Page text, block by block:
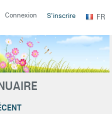
Connexion S'inscrire FR